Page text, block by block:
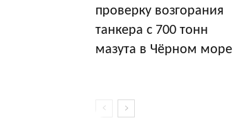
проверку возгорания
танкера с 700 тонн
мазута в Чёрном море